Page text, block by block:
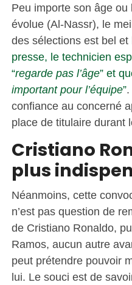
Peu importe son âge
évolue (Al-Nassr), le
des sélections est bel et
presse, le technicien
“regarde pas l’âge” et
important pour l’équipe”.
confiance au concerné
place de titulaire durant
Cristiano
plus
Néanmoins, cette
n’est pas question de
de Cristiano Ronaldo,
Ramos, aucun autre
peut prétendre pouvoir
lui. Le souci est de